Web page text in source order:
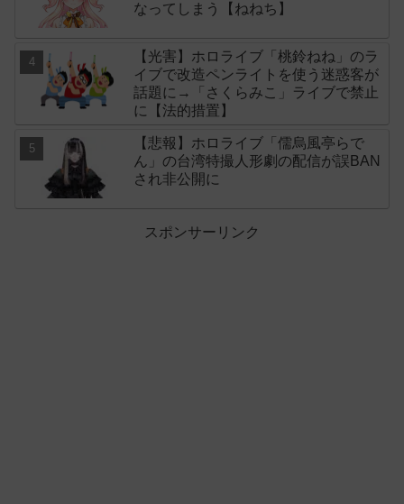
なってしまう【ねねち】
【光害】ホロライブ「桃鈴ねね」のラ
イブで改造ペンライトを使う迷惑客が
話題に→「さくらみこ」ライブで禁止
に【法的措置】
【悲報】ホロライブ「儒烏風亭らで
ん」の台湾特撮人形劇の配信が誤BAN
され非公開に
スポンサーリンク